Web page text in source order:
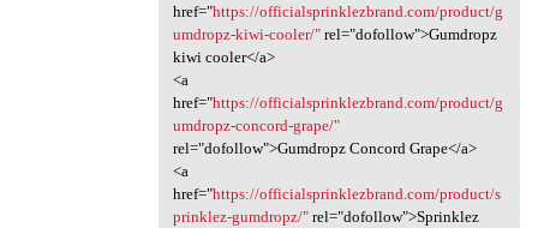
href="https://officialsprinklezbrand.com/product/g
umdropz-kiwi-cooler/"rel="dofollow">Gumdropz
kiwi cooler</a>
<a
href="https://officialsprinklezbrand.com/product/g
umdropz-concord-grape/"
rel="dofollow">Gumdropz Concord Grape</a>
<a
href="https://officialsprinklezbrand.com/product/s
prinklez-gumdropz/"rel="dofollow">Sprinklez